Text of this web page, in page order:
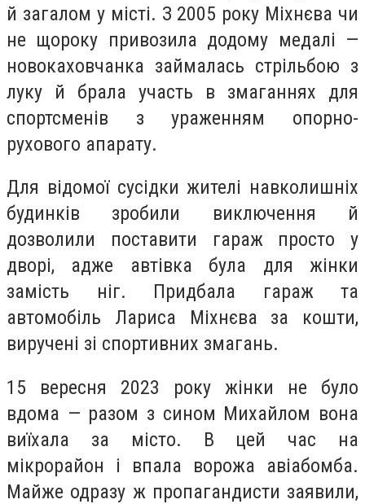
й загалом у місті. З 2005 року Міхнєва чи
не щороку привозила додому медалі —
новокаховчанка займалась стрільбою з
луку й брала участь в змаганнях для
спортсменів з ураженням опорно-
рухового апарату.
Для відомої сусідки жителі навколишніх
будинків зробили виключення й
дозволили поставити гараж просто у
дворі, адже автівка була для жінки
замість ніг. Придбала гараж та
автомобіль Лариса Міхнєва за кошти,
виручені зі спортивних змагань.
15 вересня 2023 року жінки не було
вдома — разом з сином Михайлом вона
виїхала за місто. В цей час на
мікрорайон і впала ворожа авіабомба.
Майже одразу ж пропагандисти заявили,